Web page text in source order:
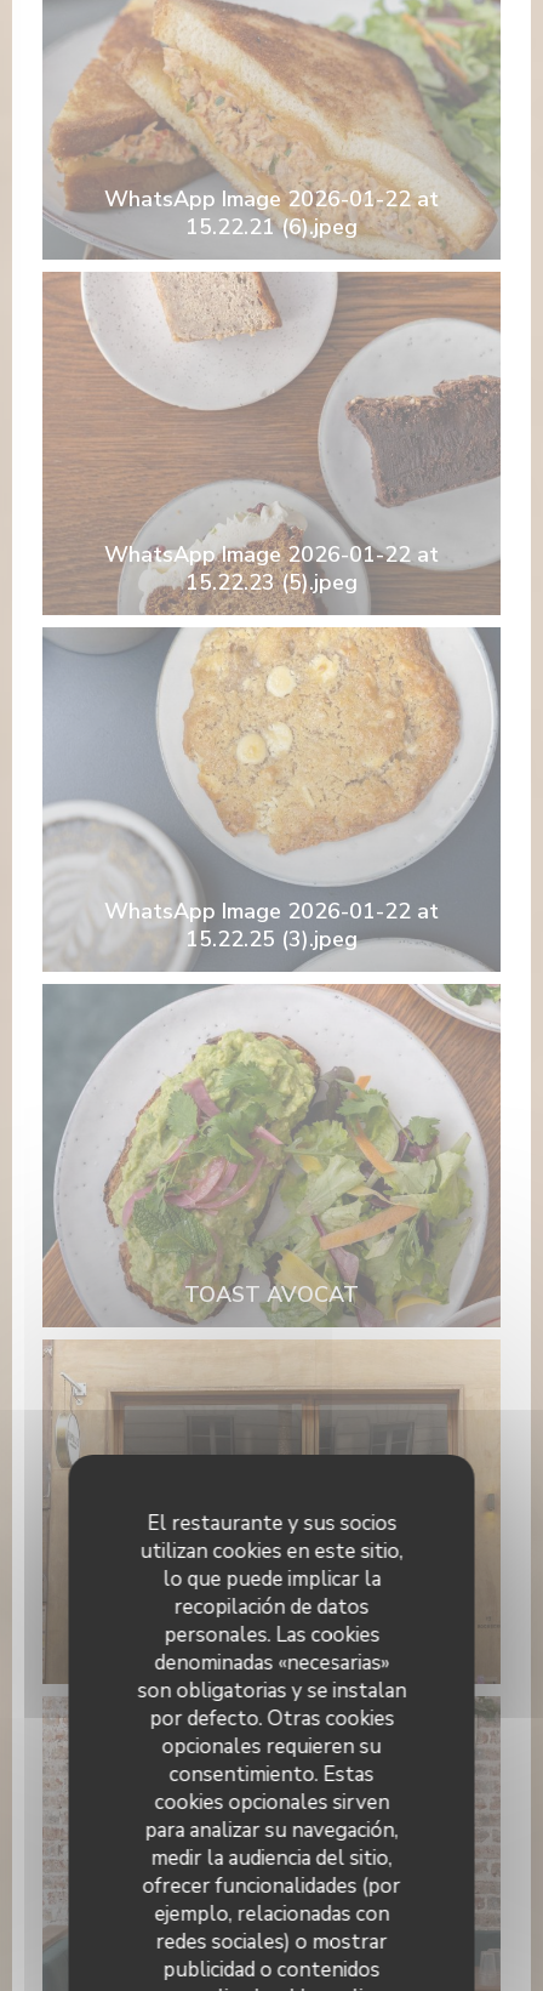
El restaurante y sus socios
utilizan cookies en este sitio,
lo que puede implicar la
recopilación de datos
personales. Las cookies
denominadas «necesarias»
son obligatorias y se instalan
por defecto. Otras cookies
opcionales requieren su
consentimiento. Estas
cookies opcionales sirven
para analizar su navegación,
medir la audiencia del sitio,
ofrecer funcionalidades (por
ejemplo, relacionadas con
redes sociales) o mostrar
publicidad o contenidos
WhatsApp Image 2026-01-22 at
15.22.21 (6).jpeg
WhatsApp Image 2026-01-22 at
15.22.23 (5).jpeg
WhatsApp Image 2026-01-22 at
15.22.25 (3).jpeg
TOAST AVOCAT
PAPILLES
WhatsApp Image 2026-01-22 at